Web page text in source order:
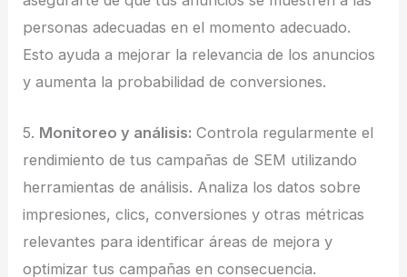
personas adecuadas en el momento adecuado.
Esto ayuda a mejorar la relevancia de los anuncios
y aumenta la probabilidad de conversiones.
5. Monitoreo y análisis: Controla regularmente el
rendimiento de tus campañas de SEM utilizando
herramientas de análisis. Analiza los datos sobre
impresiones, clics, conversiones y otras métricas
relevantes para identificar áreas de mejora y
optimizar tus campañas en consecuencia.